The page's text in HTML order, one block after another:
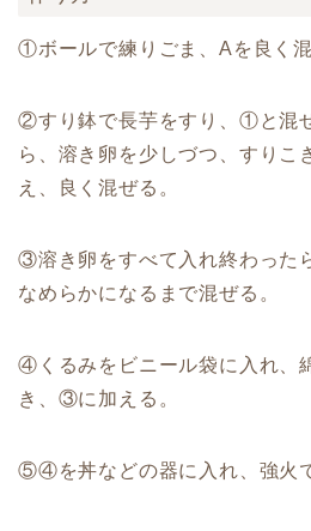
①ボールで練りごま、Aを良く混
②すり鉢で長芋をすり、①と混
ら、溶き卵を少しづつ、すりこ
え、良く混ぜる。
③溶き卵をすべて入れ終わった
なめらかになるまで混ぜる。
④くるみをビニール袋に入れ、
き、③に加える。
⑤④を丼などの器に入れ、強火